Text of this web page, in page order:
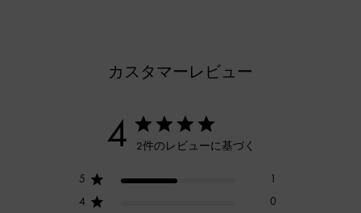
カスタマーレビュー
4 2件のレビューに基づく
5
1
4
0